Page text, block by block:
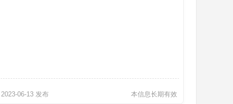
本信息长期有效
2023-06-13 发布